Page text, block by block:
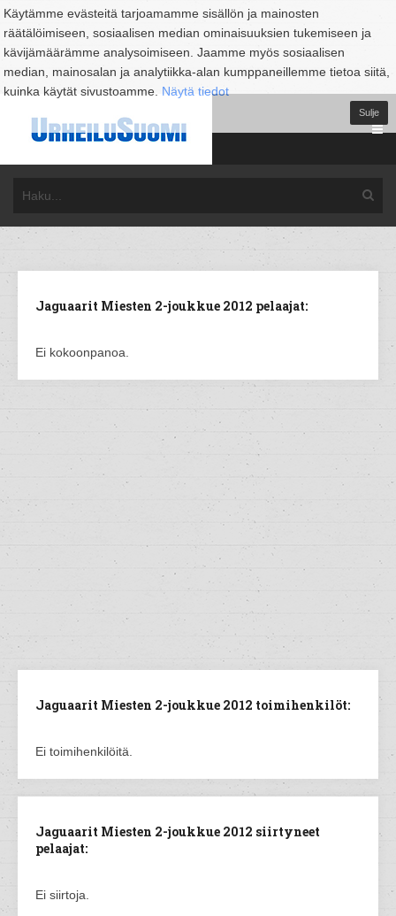
Käytämme evästeitä tarjoamamme sisällön ja mainosten
räätälöimiseen, sosiaalisen median ominaisuuksien tukemiseen ja
kävijämäärämme analysoimiseen. Jaamme myös sosiaalisen
median, mainosalan ja analytiikka-alan kumppaneillemme tietoa siitä,
kuinka käytät sivustoamme. Näytä tiedot
Sulje
Jaguaarit Miesten 2-joukkue 2012 pelaajat:
Ei kokoonpanoa.
Jaguaarit Miesten 2-joukkue 2012 toimihenkilöt:
Ei toimihenkilöitä.
Jaguaarit Miesten 2-joukkue 2012 siirtyneet
pelaajat:
Ei siirtoja.